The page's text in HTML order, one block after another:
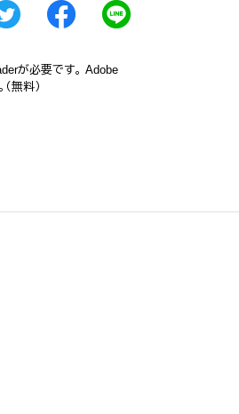
が必要です。 Adobe
無料）